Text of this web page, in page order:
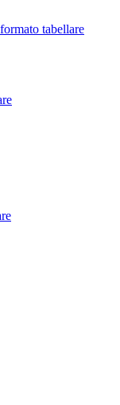
tabellare